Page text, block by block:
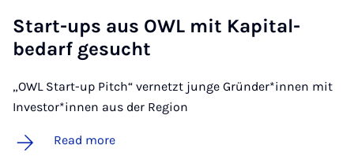
Start-ups aus OWL mit Kapit­al­
bedarf ge­sucht
„OWL Start-up Pitch“ vernetzt junge Gründer*innen mit
Investor*innen aus der Region
Read more